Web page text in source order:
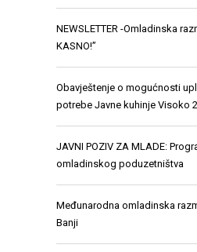
NEWSLETTER -Omladinska
KASNO!”
Obavještenje o mogućnosti
potrebe Javne kuhinje Visoko
JAVNI POZIV ZA MLADE:
omladinskog poduzetništva
Međunarodna omladinska
Banji